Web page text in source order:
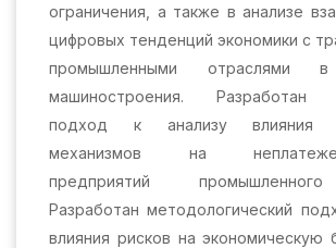
ограничения, а также в анализе
цифровых тенденций экономики с
промышленными отраслями в
машиностроения. Разработан
подход к анализу влияния
механизмов на
предприятий
Разработан методологический
влияния рисков на экономическую